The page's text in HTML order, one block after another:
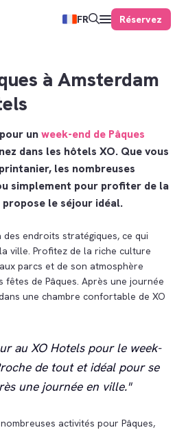
FR Réservez
à Amsterdam
unweek-end de Pâques
dans les hôtels XO. Que vous
les nombreuses
simplement pour profiter de la
le séjour idéal.
endroits stratégiques, ce qui
ville. Profitez de la riche culture
parcs et de son atmosphère
fêtes de Pâques. Après une journée
une chambre confortable de XO
au XO Hotels pour le week-
de tout et idéal pour se
une journée en ville.
activités pour Pâques,